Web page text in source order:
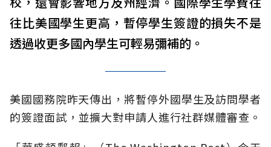
往比美國學生更高，暫停學生簽證的損失不是
透過收更多國內學生可輕易彌補的。
美國國務院昨天傳出，將暫停外國學生及訪問學者
的簽證面試，並擴大對申請人進行社群媒體審查。